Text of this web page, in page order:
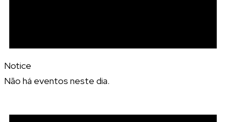
Notice
Não há eventos neste dia.